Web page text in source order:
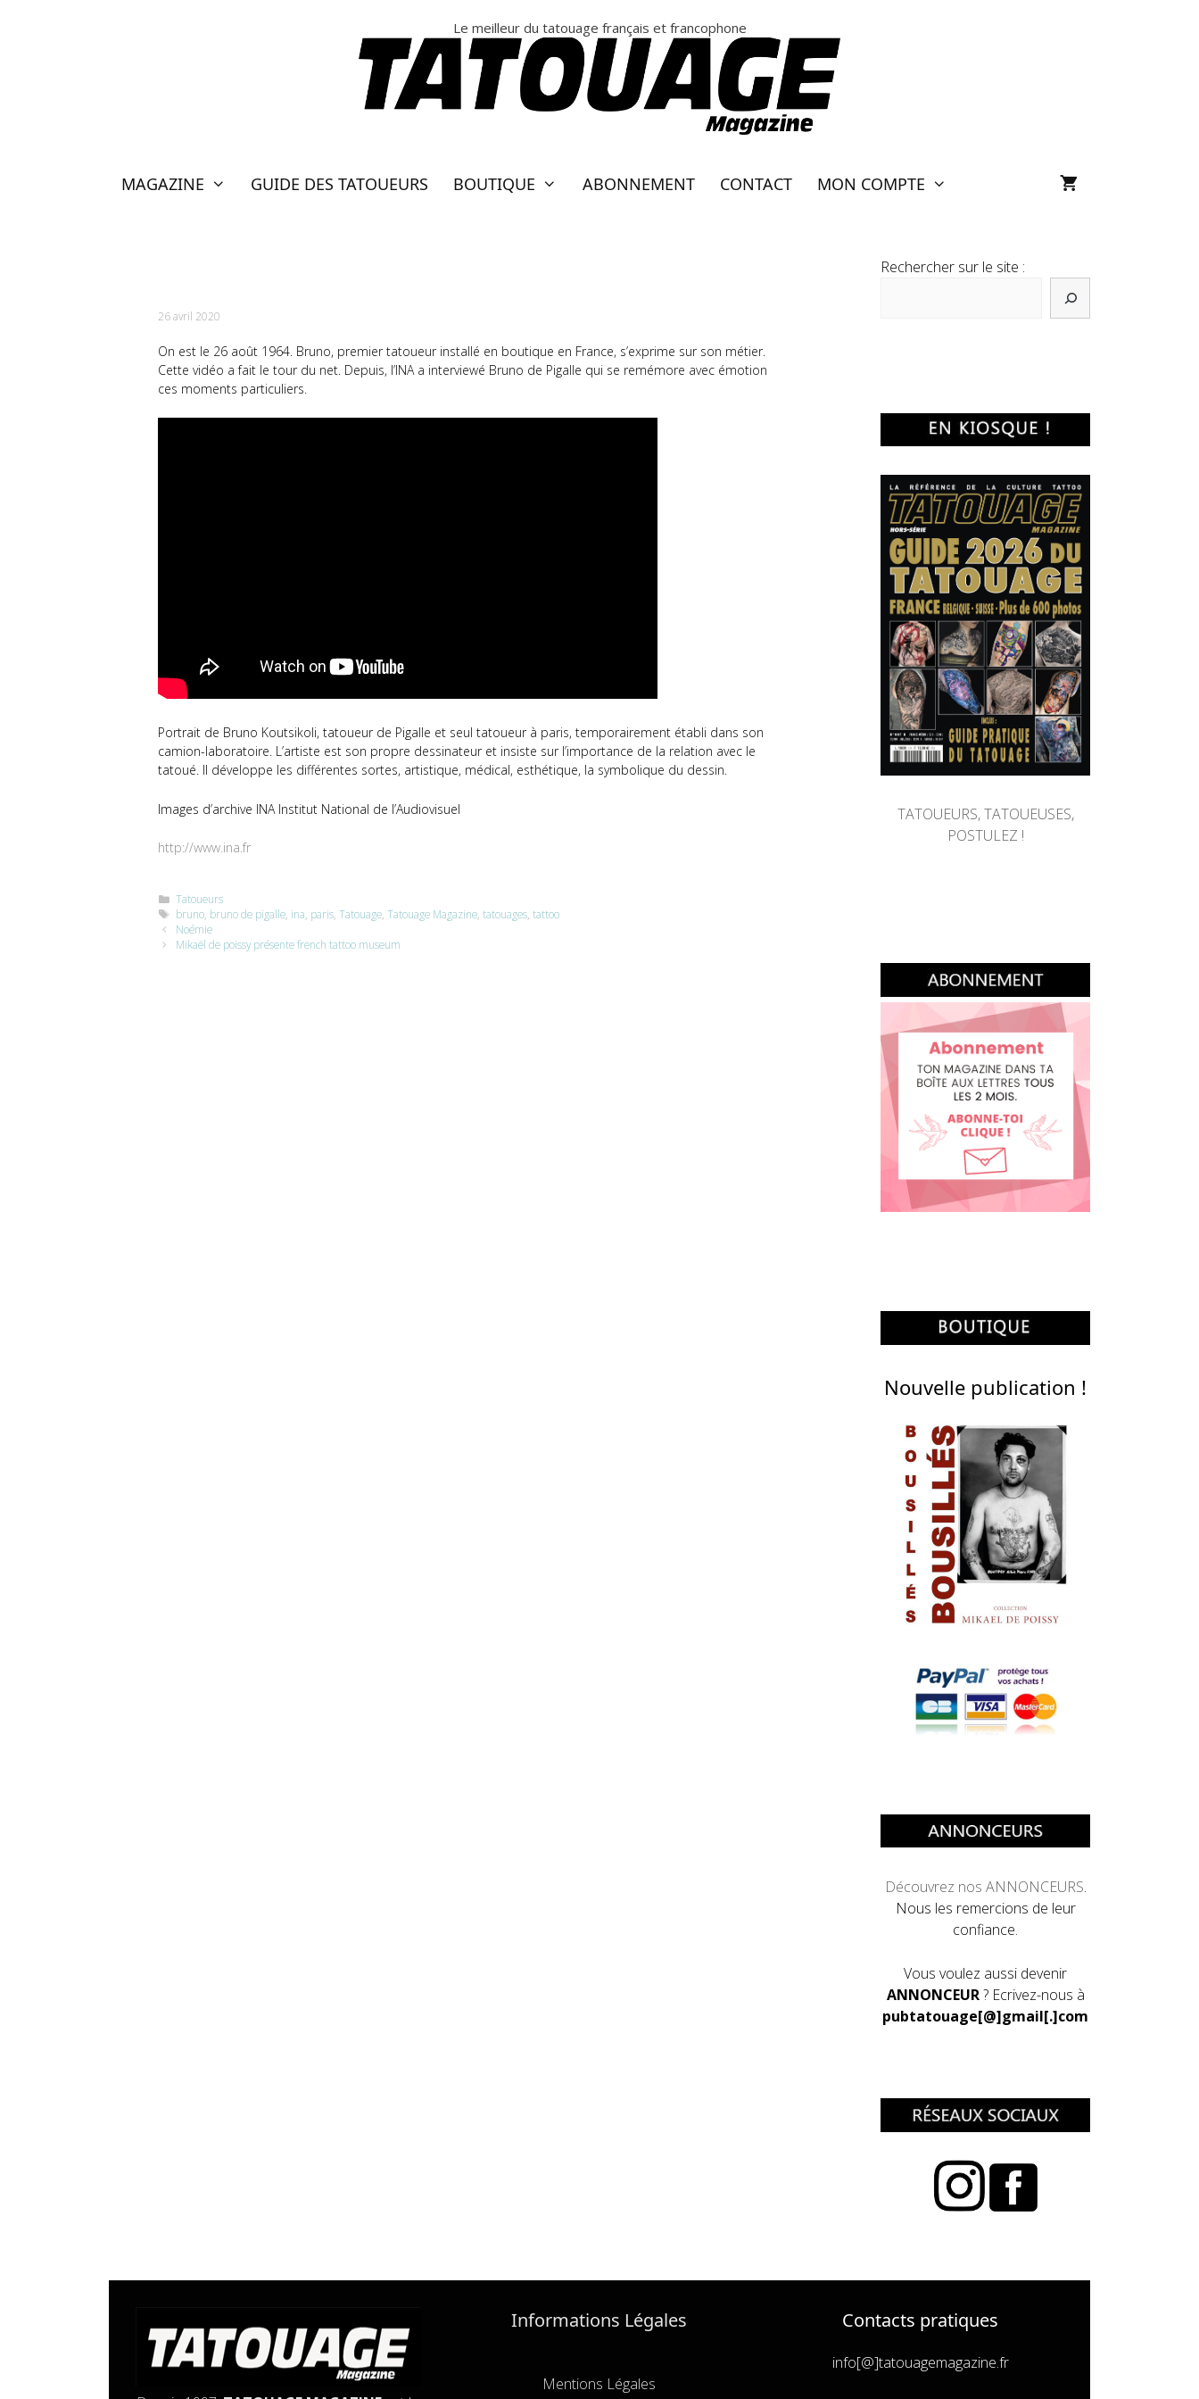
Le meilleur du tatouage français et francophone
MAGAZINE GUIDE DES TATOUEURS BOUTIQUE ABONNEMENT CONTACT MON COMPTE
26 avril 2020
On est le 26 août 1964. Bruno, premier tatoueur installé en boutique en France, s’exprime sur son métier.
Cette vidéo a fait le tour du net. Depuis, l’INA a interviewé Bruno de Pigalle qui se remémore avec émotion
ces moments particuliers.
Portrait de Bruno Koutsikoli, tatoueur de Pigalle et seul tatoueur à paris, temporairement établi dans son
camion-laboratoire. L’artiste est son propre dessinateur et insiste sur l’importance de la relation avec le
tatoué. Il développe les différentes sortes, artistique, médical, esthétique, la symbolique du dessin.
Images d’archive INA Institut National de l’Audiovisuel
http://www.ina.fr
Catégories
Tatoueurs
Étiquettes
bruno, bruno de pigalle, ina, paris,Tatouage,Tatouage Magazine,tatouages,tattoo
Noémie
Mikaël de poissy présente french tattoo museum
Rechercher sur le site :
TATOUEURS, TATOUEUSES,
POSTULEZ !
Nouvelle publication !
Découvrez nos ANNONCEURS.
Nous les remercions de leur
confiance.
Vous voulez aussi devenir
ANNONCEUR? Ecrivez-nous à
pubtatouage[@]gmail[.]com
Informations Légales
Mentions Légales
Contacts pratiques
info[@]tatouagemagazine.fr